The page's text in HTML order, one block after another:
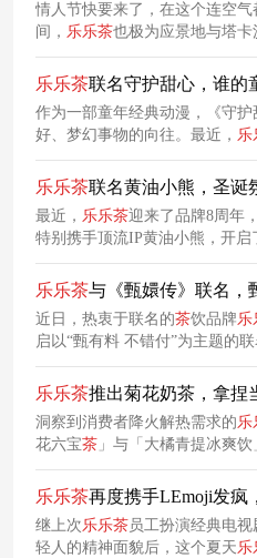
情人节快要来了，在这个连空
间， 乐乐茶也极为应景地与塔
名，给消费者送上甜蜜暴击~这
题，限时上线“甜上心芭”、“心
费者在情人节对甜蜜氛围的追求
乐乐茶联名守护甜心，谁的
作为一部童年经典动漫，《守
好、梦幻事物的向往。最近， 乐
女性群体，与这个经典IP携手
童年记忆，意图激发情感共鸣，
乐乐茶联名黄油小熊，圣诞
最近， 乐乐茶迎来了品牌8周年
特别携手顶流IP黄油小熊，开
活动中，乐乐茶深度考量口味
熊推出系列特色新品，以及多款
甜点+可爱IP”的双重治愈感受。
乐乐茶与《甄嬛传》联名，
近日，热衷于联名的茶饮品牌乐
启以“甄有料 不错付”为主题的联
乐乐茶推出菊花奶茶，拿捏
洞察到消费者降火解热需求的乐
花六宝茶 」与「大橘青提冰爽
自然之味驱散暑气。而乐乐茶巧
茶的时尚口感相结合，既满足了
了他们对健康生活的向往，迎
理念。
乐乐茶再度携手LEmoji发疯
继上次乐乐茶员工扮演经典电
轻人的精神面貌后，这个夏天乐